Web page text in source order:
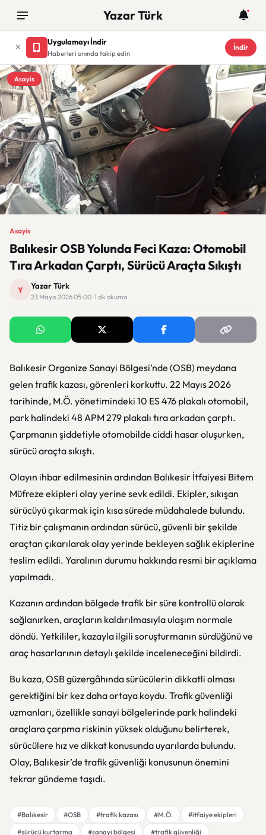
Yazar Türk
Uygulamayı İndir
Haberleri anında takip edin
İndir
Asayis
Asayis
Balıkesir OSB Yolunda Feci Kaza: Otomobil
Tıra Arkadan Çarptı, Sürücü Araçta Sıkıştı
Y Yazar Türk
23 Mayıs 2026 05:00 · 1 dk okuma
Balıkesir Organize Sanayi Bölgesi’nde (OSB) meydana
gelen trafik kazası, görenleri korkuttu. 22 Mayıs 2026
tarihinde, M.Ö. yönetimindeki 10 ES 476 plakalı otomobil,
park halindeki 48 APM 279 plakalı tıra arkadan çarptı.
Çarpmanın şiddetiyle otomobilde ciddi hasar oluşurken,
sürücü araçta sıkıştı.
Olayın ihbar edilmesinin ardından Balıkesir İtfaiyesi Bitem
Müfreze ekipleri olay yerine sevk edildi. Ekipler, sıkışan
sürücüyü çıkarmak için kısa sürede müdahalede bulundu.
Titiz bir çalışmanın ardından sürücü, güvenli bir şekilde
araçtan çıkarılarak olay yerinde bekleyen sağlık ekiplerine
teslim edildi. Yaralının durumu hakkında resmi bir açıklama
yapılmadı.
Kazanın ardından bölgede trafik bir süre kontrollü olarak
sağlanırken, araçların kaldırılmasıyla ulaşım normale
döndü. Yetkililer, kazayla ilgili soruşturmanın sürdüğünü ve
araç hasarlarının detaylı şekilde inceleneceğini bildirdi.
Bu kaza, OSB güzergâhında sürücülerin dikkatli olması
gerektiğini bir kez daha ortaya koydu. Trafik güvenliği
uzmanları, özellikle sanayi bölgelerinde park halindeki
araçlara çarpma riskinin yüksek olduğunu belirterek,
sürücülere hız ve dikkat konusunda uyarılarda bulundu.
Olay, Balıkesir’de trafik güvenliği konusunun önemini
tekrar gündeme taşıdı.
#Balıkesir #OSB #trafik kazası #M.Ö.
#itfaiye ekipleri
#sürücü kurtarma
#sanayi bölgesi #trafik güvenliği